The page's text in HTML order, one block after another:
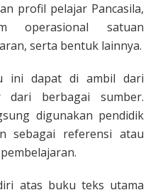
profil pelajar Pancasila,
operasional satuan
serta bentuk lainnya.
ini dapat di ambil dari
dari berbagai sumber.
digunakan pendidik
sebagai referensi atau
atas buku teks utama